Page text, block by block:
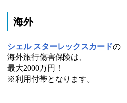
海外
シェル スターレックスカードの
海外旅行傷害保険は、
最大2000万円！
※利用付帯となります。